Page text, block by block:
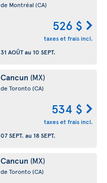
de Montréal (CA)
526 $
taxes et frais incl.
31 AOÛTau 10 SEPT.
Cancun (MX)
de Toronto(CA)
534 $
taxes et frais incl.
07 SEPT. au 18 SEPT.
Cancun (MX)
de Toronto(CA)